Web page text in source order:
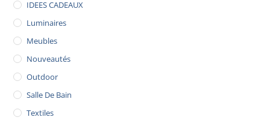
IDEES CADEAUX
Luminaires
Meubles
Nouveautés
Outdoor
Salle De Bain
Textiles